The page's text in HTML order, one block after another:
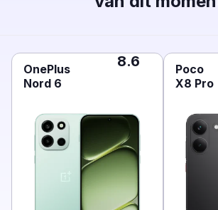
OnePlus
Nord 6
8.6
Poco
X8 Pro